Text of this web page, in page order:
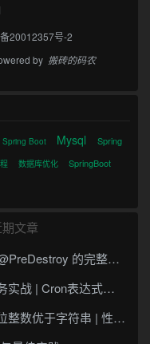
20012357号-2
by 搬砖的码农
Spring Boot Mysql
Spring
数据库优化 SpringBoot
文章
的完整与实战
战 | Cron表达式详解
优于字符串 | 性能分析